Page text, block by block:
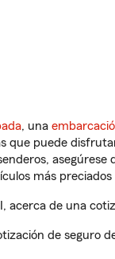
, una
que puede
más
acerca de una
de seguro